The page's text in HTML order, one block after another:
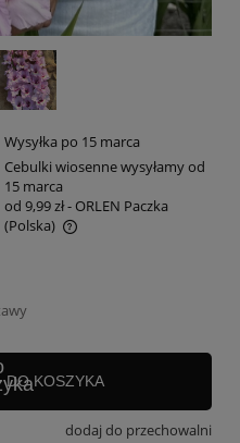
Wysyłka po 15 marca
Cebulki wiosenne wysyłamy od
15 marca
od 9,99 zł- ORLEN Paczka
(Polska)
płatności
DO KOSZYKA
dodaj do przechowalni